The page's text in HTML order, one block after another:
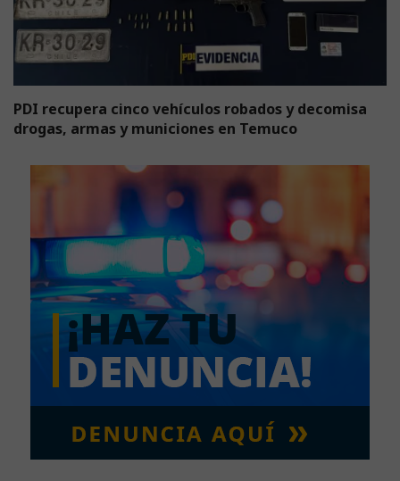
PDI recupera cinco vehículos robados y decomisa
drogas, armas y municiones en Temuco